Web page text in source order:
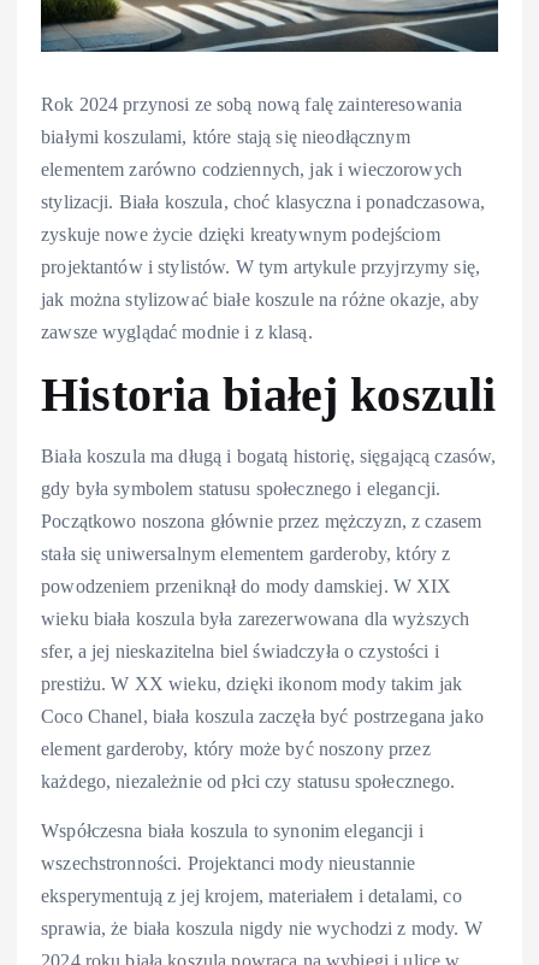
Rok 2024 przynosi ze sobą nową falę zainteresowania
białymi koszulami, które stają się nieodłącznym
elementem zarówno codziennych, jak i wieczorowych
stylizacji. Biała koszula, choć klasyczna i ponadczasowa,
zyskuje nowe życie dzięki kreatywnym podejściom
projektantów i stylistów. W tym artykule przyjrzymy się,
jak można stylizować białe koszule na różne okazje, aby
zawsze wyglądać modnie i z klasą.
Historia białej koszuli
Biała koszula ma długą i bogatą historię, sięgającą czasów,
gdy była symbolem statusu społecznego i elegancji.
Początkowo noszona głównie przez mężczyzn, z czasem
stała się uniwersalnym elementem garderoby, który z
powodzeniem przeniknął do mody damskiej. W XIX
wieku biała koszula była zarezerwowana dla wyższych
sfer, a jej nieskazitelna biel świadczyła o czystości i
prestiżu. W XX wieku, dzięki ikonom mody takim jak
Coco Chanel, biała koszula zaczęła być postrzegana jako
element garderoby, który może być noszony przez
każdego, niezależnie od płci czy statusu społecznego.
Współczesna biała koszula to synonim elegancji i
wszechstronności. Projektanci mody nieustannie
eksperymentują z jej krojem, materiałem i detalami, co
sprawia, że biała koszula nigdy nie wychodzi z mody. W
2024 roku biała koszula powraca na wybiegi i ulice w